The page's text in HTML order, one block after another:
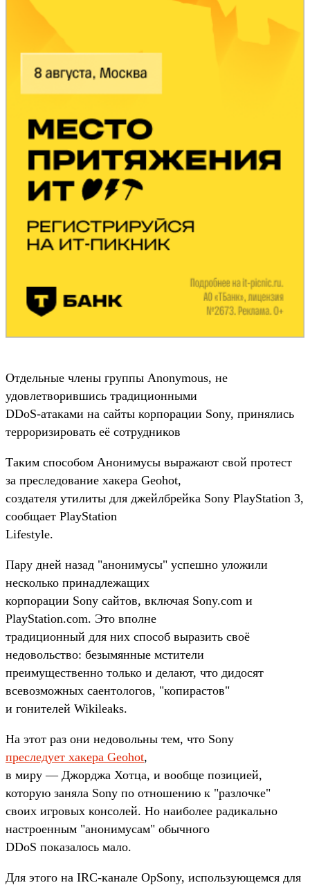
Отдельные члены группы Anonymous, не
удовлетворившись традиционными
DDoS-атаками на сайты корпорации Sony, принялись
терроризировать её сотрудников
Таким способом Анонимусы выражают свой протест
за преследование хакера Geohot,
создателя утилиты для джейлбрейка Sony PlayStation 3,
сообщает PlayStation
Lifestyle.
Пару дней назад "анонимусы" успешно уложили
несколько принадлежащих
корпорации Sony сайтов, включая Sony.com и
PlayStation.com. Это вполне
традиционный для них способ выразить своё
недовольство: безымянные мстители
преимущественно только и делают, что дидосят
всевозможных саентологов, "копирастов"
и гонителей Wikileaks.
На этот раз они недовольны тем, что Sony
преследует хакера Geohot,
в миру — Джорджа Хотца, и вообще позицией,
которую заняла Sony по отношению к "разлочке"
своих игровых консолей. Но наиболее радикально
настроенным "анонимусам" обычного
DDoS показалось мало.
Для этого на IRC-канале OpSony, использующемся для